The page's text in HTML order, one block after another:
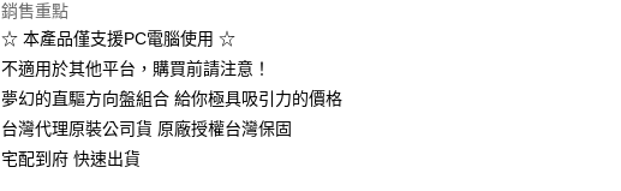
ATM付款
運送方式
宅配(1-2天到貨)
銷售重點
☆ 本產品僅支援PC電腦使用 ☆
不適用於其他平台，購買前請注意！
夢幻的直驅方向盤組合 給你極具吸引力的價格
台灣代理原裝公司貨 原廠授權台灣保固
宅配到府 快速出貨